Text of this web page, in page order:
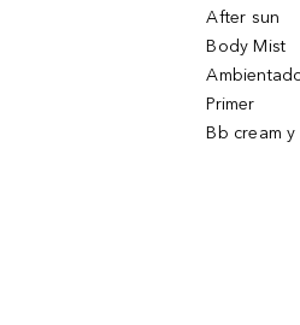
After sun
Body Mist
Primer
Bb cream y